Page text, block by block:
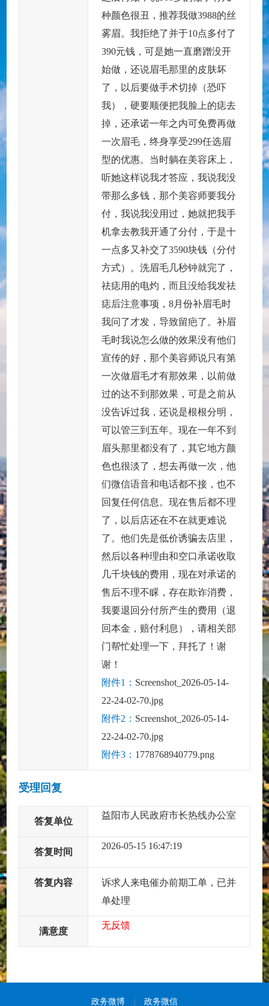
种颜色很丑，推荐我做3988的丝
雾眉。我拒绝了并于10点多付了
390元钱，可是她一直磨蹭没开
始做，还说眉毛那里的皮肤坏
了，以后要做手术切掉（恐吓
我），硬要顺便把我脸上的痣去
掉，还承诺一年之内可免费再做
一次眉毛，终身享受299任选眉
型的优惠。当时躺在美容床上，
听她这样说我才答应，我说我没
带那么多钱，那个美容师要我分
付，我说我没用过，她就把我手
机拿去教我开通了分付，于是十
一点多又补交了3590块钱（分付
方式）。洗眉毛几秒钟就完了，
祛痣用的电灼，而且没给我发祛
痣后注意事项，8月份补眉毛时
我问了才发，导致留疤了。补眉
毛时我说怎么做的效果没有他们
宣传的好，那个美容师说只有第
一次做眉毛才有那效果，以前做
过的达不到那效果，可是之前从
没告诉过我，还说是根根分明，
可以管三到五年。现在一年不到
眉头那里都没有了，其它地方颜
色也很淡了，想去再做一次，他
们微信语音和电话都不接，也不
回复任何信息。现在售后都不理
了，以后店还在不在就更难说
了。他们先是低价诱骗去店里，
然后以各种理由和空口承诺收取
几千块钱的费用，现在对承诺的
售后不理不睬，存在欺诈消费，
我要退回分付所产生的费用（退
回本金，赔付利息），请相关部
门帮忙处理一下，拜托了！谢
谢！
附件1： Screenshot_2026-05-14-
22-24-02-70.jpg
附件2： Screenshot_2026-05-14-
22-24-02-70.jpg
附件3： 1778768940779.png
受理回复
答复单位
益阳市人民政府市长热线办公室
答复时间
2026-05-15 16:47:19
答复内容
诉求人来电催办前期工单，已并
单处理
满意度
无反馈
政务微博 政务微信